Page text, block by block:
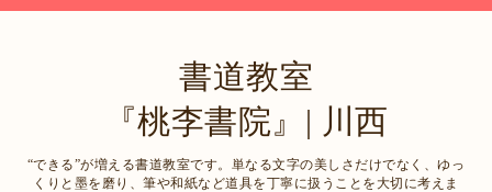
書道教室
『桃李書院』| 川西
“できる”が増える書道教室です。単なる文字の美しさだけでなく、ゆっ
くりと墨を磨り、筆や和紙など道具を丁寧に扱うことを大切に考えま